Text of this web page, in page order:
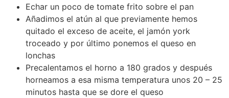
Echar un poco de tomate frito sobre el pan
Añadimos el atún al que previamente hemos
quitado el exceso de aceite, el jamón york
troceado y por último ponemos el queso en
lonchas
Precalentamos el horno a 180 grados y después
horneamos a esa misma temperatura unos 20 – 25
minutos hasta que se dore el queso